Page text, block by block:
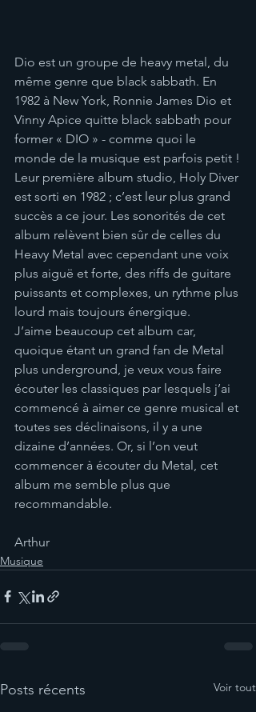
Dio est un groupe de heavy metal, du
même genre que black sabbath. En
1982 à New York, Ronnie James Dio et
Vinny Apice quitte black sabbath pour
former « DIO » - comme quoi le
monde de la musique est parfois petit !
Leur première album studio, Holy Diver
est sorti en 1982 ; c’est leur plus grand
succès a ce jour. Les sonorités de cet
album relèvent bien sûr de celles du
Heavy Metal avec cependant une voix
plus aiguë et forte, des riffs de guitare
puissants et complexes, un rythme plus
lourd mais toujours énergique.
J’aime beaucoup cet album car,
quoique étant un grand fan de Metal
plus underground, je veux vous faire
écouter les classiques par lesquels j’ai
commencé à aimer ce genre musical et
toutes ses déclinaisons, il y a une
dizaine d’années. Or, si l’on veut
commencer à écouter du Metal, cet
album me semble plus que
recommandable.
Arthur
Musique
Posts récents Voir tout